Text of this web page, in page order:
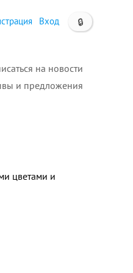
🔒
Вход
на новости
и предложения
цветами и